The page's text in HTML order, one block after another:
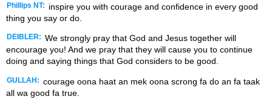
Phillips NT:
inspire you with courage and confidence in every good
thing you say or do.
DEIBLER: We strongly pray that God and Jesus together will
encourage you! And we pray that they will cause you to continue
doing and saying things that God considers to be good.
GULLAH: courage oona haat an mek oona scrong fa do an fa taak
all wa good fa true.